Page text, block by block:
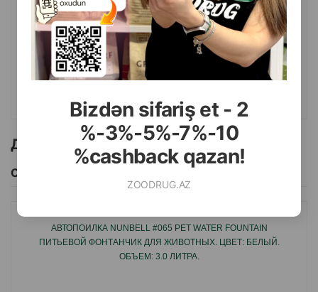
Bizdən sifariş et - 2
%-3%-5%-7%-10
%cashback qazan!
ZOODRUG.AZ
( Отзывы)
Масса Цена
Купить
1 шт
Другие товоры бренда
Смотреть Все
АВТОПОИЛКА NUNBELL #065 PET WATER FOUNTAIN
ПИТЬЕВОЙ ФОНТАНЧИК ДЛЯ ЖИВОТНЫХ. ЦВЕТ: БЕЛЫЙ.
ОБЪЕМ: 3.0 ЛИТРА.